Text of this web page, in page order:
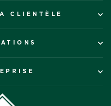
CLIENTÈLE